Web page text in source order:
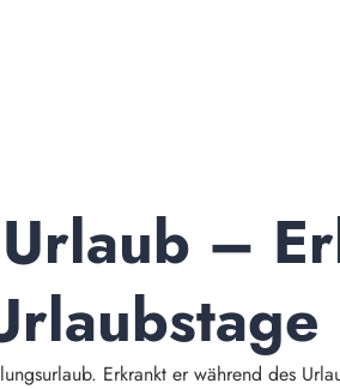
–
Erkrankt er während des